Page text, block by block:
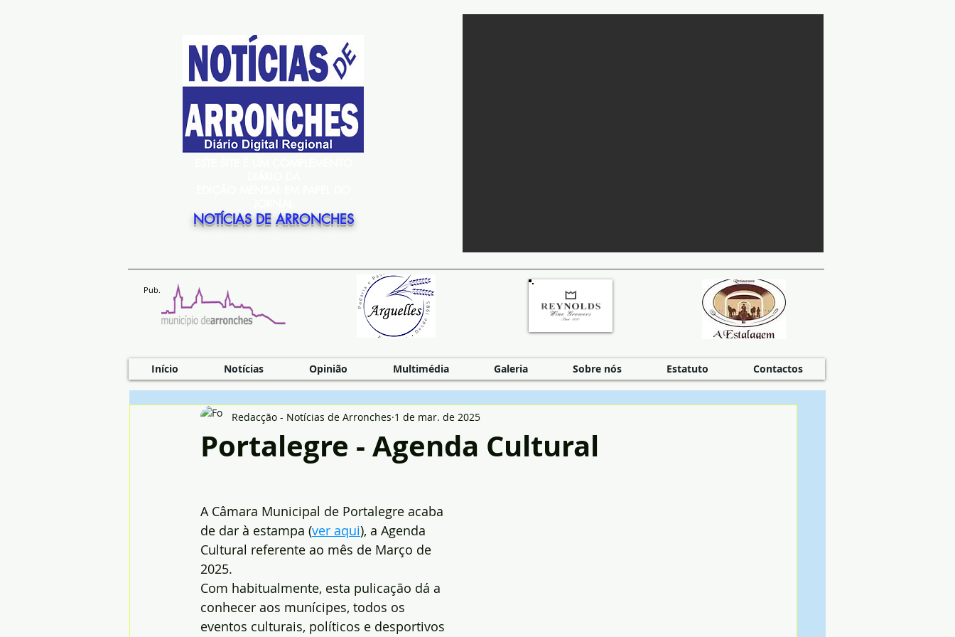
NOTÍCIAS DE ARRONCHES
Pub.
Início Notícias Opinião Multimédia Galeria Sobre nós Estatuto Contactos
Portalegre - Agenda Cultural
Redacção - Notícias de Arronches 1 de mar. de 2025
A Câmara Municipal de Portalegre acaba
de dar à estampa (ver aqui), a Agenda
Cultural referente ao mês de Março de
2025.
Com habitualmente, esta pulicação dá a
conhecer aos munícipes, todos os
eventos culturais, políticos e desportivos